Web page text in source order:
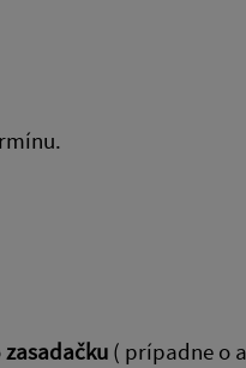
zasadačku ( prípadne o